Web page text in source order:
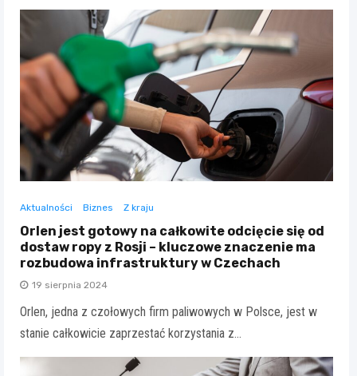
Aktualności Biznes Z kraju
Orlen jest gotowy na całkowite odcięcie się od
dostaw ropy z Rosji – kluczowe znaczenie ma
rozbudowa infrastruktury w Czechach
19 sierpnia 2024
Orlen, jedna z czołowych firm paliwowych w Polsce, jest w
stanie całkowicie zaprzestać korzystania z…